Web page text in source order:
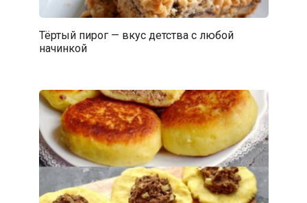
Тёртый пирог — вкус детства с любой
начинкой